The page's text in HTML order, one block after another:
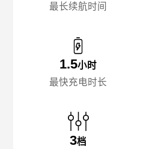
最长续航时间
1.5小时
最快充电时长
3档